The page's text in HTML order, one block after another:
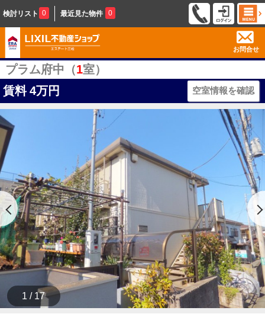
検討リスト 0 最近見た物件 0
お問合せ
プラム府中（1室）
賃料 4万円 空室情報を確認
1 / 17